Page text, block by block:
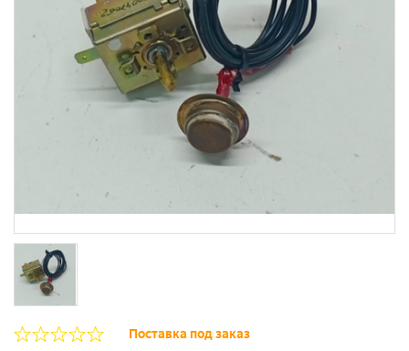
Поставка под заказ